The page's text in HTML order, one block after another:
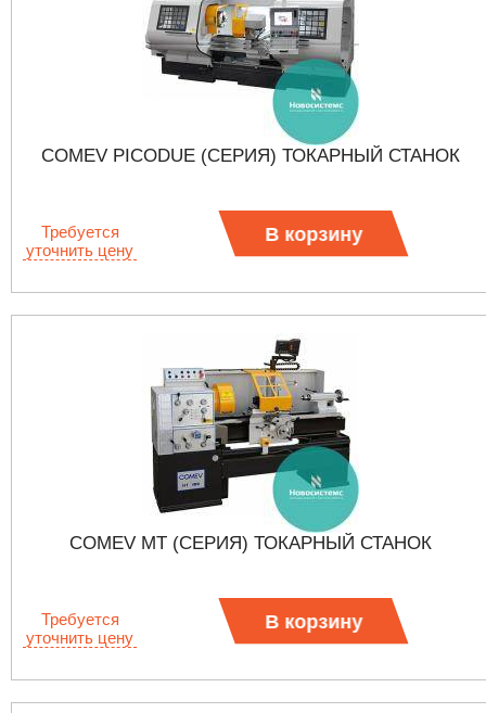
COMEV PICODUE (СЕРИЯ) ТОКАРНЫЙ СТАНОК
Требуется
уточнить цену
В корзину
COMEV MT (СЕРИЯ) ТОКАРНЫЙ СТАНОК
Требуется
уточнить цену
В корзину